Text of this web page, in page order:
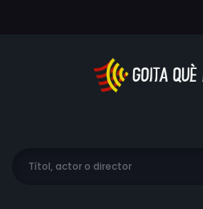
Marie que deixa una nota
l'enverinament.